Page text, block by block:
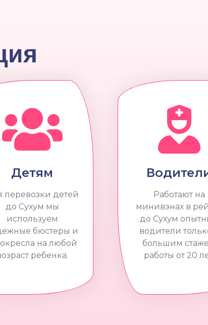
Детям
перевозки детей
до Сухум мы
используем
бюстеры и
на любой
ребенка.
Работают на
минивэнах в
до Сухум
водители
большим
работы от 20